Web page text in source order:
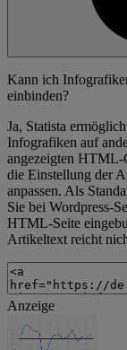
Kann ich
einbinden?
Ja, Statista
Infografiken auf
angezeigten HTML-
die Einstellung der
anpassen. Als
Sie bei Wordpress-
HTML-Seite
Artikeltext reicht
Anzeige